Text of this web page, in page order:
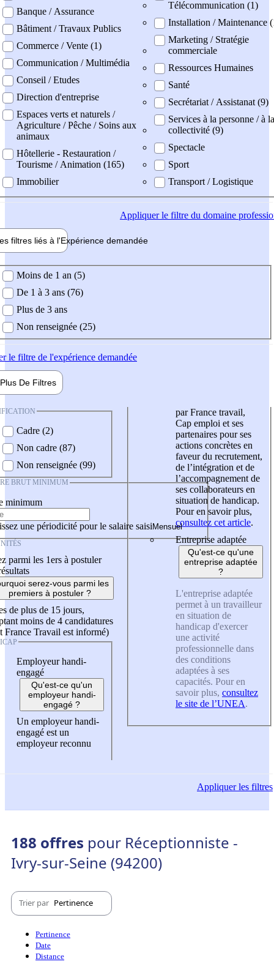
Banque / Assurance
Bâtiment / Travaux Publics
Commerce / Vente (1)
Communication / Multimédia
Conseil / Etudes
Direction d'entreprise
Espaces verts et naturels /
Agriculture / Pêche / Soins aux
animaux
Hôtellerie - Restauration /
Tourisme / Animation (165)
Immobilier
Télécommunication (1)
Installation / Maintenance
Marketing / Stratégie
commerciale
Ressources Humaines
Santé
Secrétariat / Assistanat (9)
Services à la personne / à la
collectivité (9)
Spectacle
Sport
Transport / Logistique
Appliquerle filtre du domaine
filtres liés à l'Expérience demandée
demandée
Moins de 1 an (5)
De 1 à 3 ans (76)
Plus de 3 ans
Non renseignée (25)
le filtre de l'expérience demandée
Plus De Filtres
Cadre (2)
Non cadre (87)
Non renseignée (99)
BRUT MINIMUM
minimum
une périodicité pour le salaire saisi
parmi les 1ers à postuler
serez-vous parmi les
premiers à postuler ?
de plus de 15 jours,
moins de 4 candidatures
France Travail est informé)
Employeur handi-
engagé
Qu'est-ce qu'un
employeur handi-
engagé ?
Un employeur handi-
engagé est un
employeur reconnu
par France travail,
Cap emploi et ses
partenaires pour ses
actions concrètes en
faveur du recrutement,
de l’intégration et de
l’accompagnement de
ses collaborateurs en
situation de handicap.
Pour en savoir plus,
consultez cet article.
Entreprise adaptée
Qu'est-ce qu'une
entreprise adaptée
?
L'entreprise adaptée
permet à un travailleur
en situation de
handicap d'exercer
une activité
professionnelle dans
des conditions
adaptées à ses
capacités. Pour en
savoir plus, consultez
le site de l’UNEA.
Appliquerles filtres
188 offres pour Réceptionniste -
Ivry-sur-Seine (94200)
Trier par Pertinence
Pertinence
Date
Distance